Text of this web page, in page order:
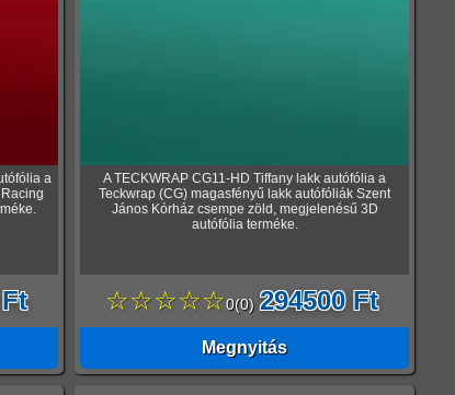
a
A TECKWRAP CG11-HD Tiffany lakk autófólia a
Teckwrap (CG) magasfényű lakk autófóliák Szent
János Kórház csempe zöld, megjelenésű 3D
autófólia terméke.
☆☆☆☆☆0(0) 294500 Ft
Megnyitás